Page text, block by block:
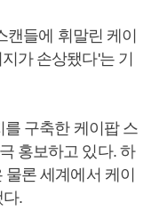
캔들에 휘말린 케이
가 손상됐다'는 기
구축한 케이팝 스
홍보하고 있다. 하
론 세계에서 케이
.